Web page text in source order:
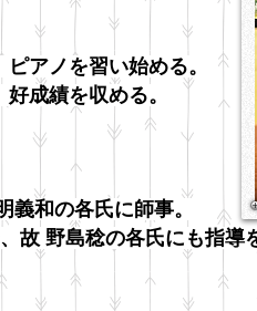
アノを習い始める。
成績を収める。
和の各氏に師事。
故 野島稔の各氏にも指導